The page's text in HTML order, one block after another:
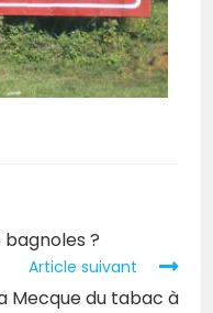
bagnoles ?
Article suivant
Mecque du tabac à